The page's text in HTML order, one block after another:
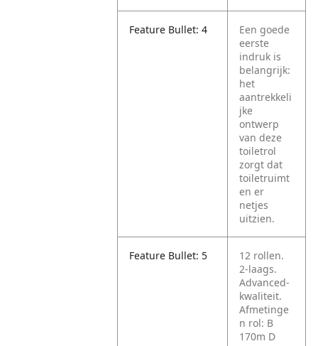
Feature Bullet: 4
Een goede
eerste
indruk is
belangrijk:
het
aantrekkeli
jke
ontwerp
van deze
toiletrol
zorgt dat
toiletruimt
en er
netjes
uitzien.
Feature Bullet: 5
12 rollen.
2-laags.
Advanced-
kwaliteit.
Afmetinge
n rol: B
170m D